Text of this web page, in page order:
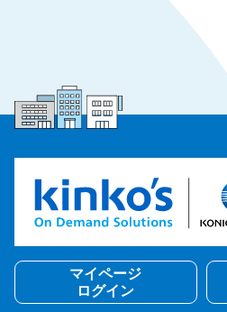
マイページ
ログイン